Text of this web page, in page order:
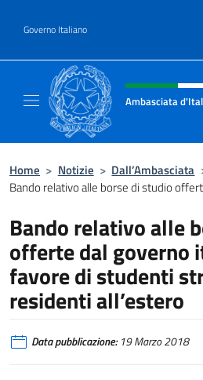
Governo Italiano
Intestazione sito,
Ambasciata
Home > Notizie > Dall’Ambasciata
Bando relativo alle borse di studio
Bando relativo alle
offerte dal governo
favore di studenti
residenti all’estero
Data pubblicazione:19 Marzo 2018